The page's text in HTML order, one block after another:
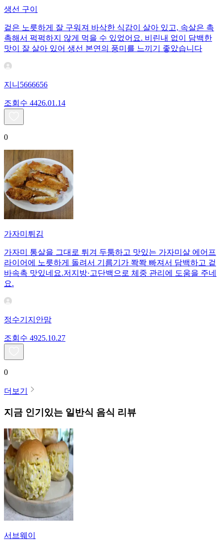
생선 구이
겉은 노릇하게 잘 구워져 바삭한 식감이 살아 있고, 속살은 촉
촉해서 퍽퍽하지 않게 먹을 수 있었어요. 비린내 없이 담백한
맛이 잘 살아 있어 생선 본연의 풍미를 느끼기 좋았습니다
지니5666656
조회수 4426.01.14
0
가자미튀김
가자미 통살을 그대로 튀겨 두툼하고 맛있는 가자미살 에어프
라이어에 노릇하게 돌려서 기름기가 쫙쫙 빠져서 담백하고 겉
바속촉 맛있네요.저지방·고단백으로 체중 관리에 도움을 주네
요.
정수기지안맘
조회수 4925.10.27
0
더보기
지금 인기있는 일반식 음식 리뷰
서브웨이